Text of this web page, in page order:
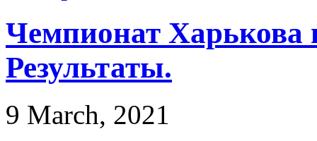
Чемпионат Харькова
Результаты.
9 March, 2021